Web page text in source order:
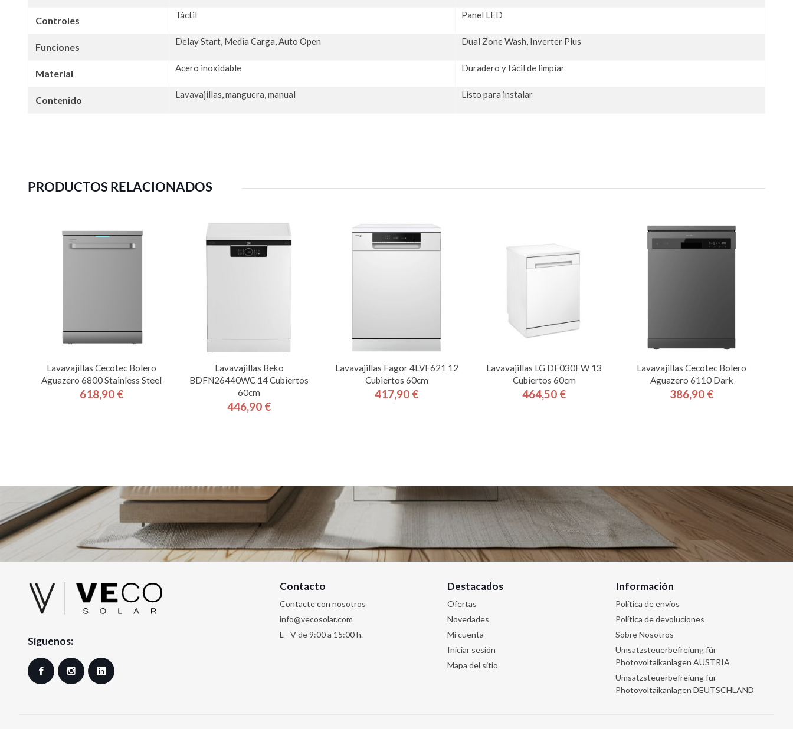
Controles Táctil Panel LED
Funciones Delay Start, Media Carga, Auto Open Dual Zone Wash, Inverter Plus
Material Acero inoxidable Duradero y fácil de limpiar
Contenido Lavavajillas, manguera, manual Listo para instalar
PRODUCTOS RELACIONADOS
Lavavajillas Cecotec Bolero
Aguazero 6800 Stainless Steel
Precio
618,90 €
Lavavajillas Beko
BDFN26440WC 14 Cubiertos
60cm
Precio
446,90 €
Lavavajillas Fagor 4LVF621 12
Cubiertos 60cm
Precio
417,90 €
Lavavajillas LG DF030FW 13
Cubiertos 60cm
Precio
464,50 €
Lavavajillas Cecotec Bolero
Aguazero 6110 Dark
Precio
386,90 €
Síguenos:
Facebook Instagram
Contacto
Contacte con nosotros
info@vecosolar.com
L - V de 9:00 a 15:00 h.
Destacados
Ofertas
Novedades
Mi cuenta
Iniciar sesión
Mapa del sitio
Información
Política de envíos
Política de devoluciones
Sobre Nosotros
Umsatzsteuerbefreiung für
Photovoltaikanlagen AUSTRIA
Umsatzsteuerbefreiung für
Photovoltaikanlagen DEUTSCHLAND